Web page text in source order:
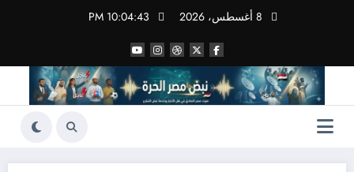
8 أغسطس، 2026 10:04:44 PM